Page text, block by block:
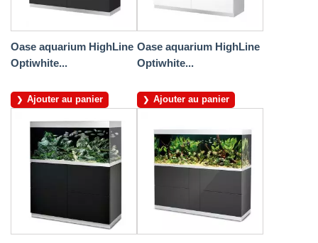
Oase aquarium HighLine
Optiwhite...
Ajouter au panier
Oase aquarium HighLine
Optiwhite...
Ajouter au panier